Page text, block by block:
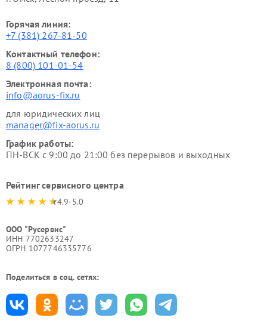
Горячая линия:
+7 (381) 267-81-50
Контактный телефон:
8 (800) 101-01-54
Электронная почта:
info@aorus-fix.ru
для юридических лиц
manager@fix-aorus.ru
График работы:
ПН-ВСК с 9:00 до 21:00 без перерывов и выходных
Рейтинг сервисного центра
4.9-5.0
ООО "Русервис"
ИНН 7702633247
ОГРН 1077746335776
Поделиться в соц. сетях: